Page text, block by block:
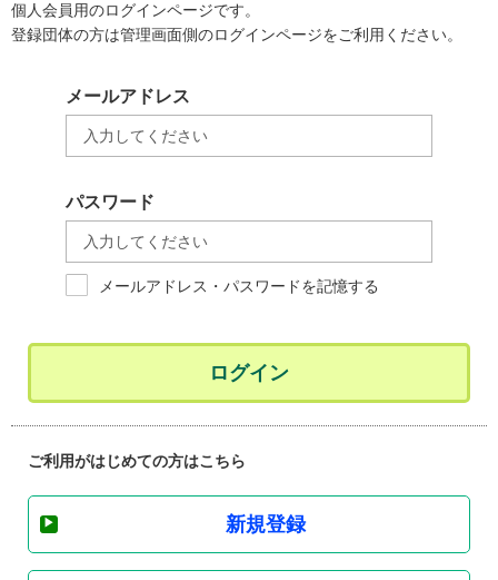
個人会員用のログインページです。
登録団体の方は管理画面側のログインページをご利用ください。
メールアドレス
パスワード
メールアドレス・パスワードを記憶する
ログイン
ご利用がはじめての方はこちら
新規登録